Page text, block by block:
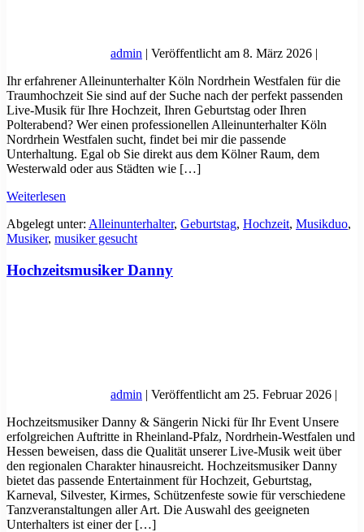
admin Veröffentlicht am 8. März 2026
Ihr erfahrener Alleinunterhalter Köln Nordrhein Westfalen für die
Traumhochzeit Sie sind auf der Suche nach der perfekt passenden
Live-Musik für Ihre Hochzeit, Ihren Geburtstag oder Ihren
Polterabend? Wer einen professionellen Alleinunterhalter Köln
Nordrhein Westfalen sucht, findet bei mir die passende
Unterhaltung. Egal ob Sie direkt aus dem Kölner Raum, dem
Westerwald oder aus Städten wie […]
Weiterlesen
Nordrhein
Westfalen-
Abgelegt unter: Alleinunterhalter, Geburtstag, Hochzeit, Musikduo,
Musiker, musiker gesucht
Hochzeitsmusiker Danny
admin | Veröffentlicht am 25. Februar 2026 |
Hochzeitsmusiker Danny & Sängerin Nicki für Ihr Event Unsere
erfolgreichen Auftritte in Rheinland-Pfalz, Nordrhein-Westfalen und
Hessen beweisen, dass die Qualität unserer Live-Musik weit über
den regionalen Charakter hinausreicht. Hochzeitsmusiker Danny
bietet das passende Entertainment für Hochzeit, Geburtstag,
Karneval, Silvester, Kirmes, Schützenfeste sowie für verschiedene
Tanzveranstaltungen aller Art. Die Auswahl des geeigneten
Unterhalters ist einer der […]